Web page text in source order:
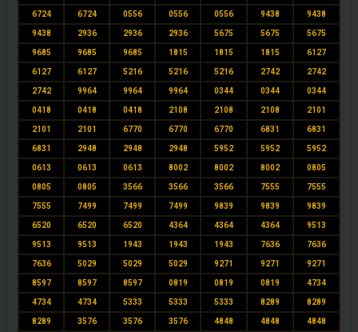
6724 6724 0556 0556 0556 9438 9438
9438 2936 2936 2936 5675 5675 5675
9685 9685 9685 1815 1815 1815 6127
6127 6127 5216 5216 5216 2742 2742
2742 9964 9964 9964 0344 0344 0344
0418 0418 0418 2108 2108 2108 2101
2101 2101 6770 6770 6770 6831 6831
6831 2948 2948 2948 5952 5952 5952
0613 0613 0613 8002 8002 8002 0805
0805 0805 3566 3566 3566 7555 7555
7555 7499 7499 7499 9839 9839 9839
6520 6520 6520 4364 4364 4364 9513
9513 9513 1943 1943 1943 7636 7636
7636 5029 5029 5029 9271 9271 9271
8597 8597 8597 0819 0819 0819 4734
4734 4734 5333 5333 5333 8289 8289
8289 3576 3576 3576 4848 4848 4848